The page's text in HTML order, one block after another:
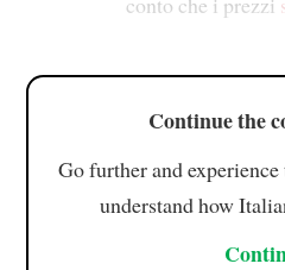
Continue the
Go further and
understand how